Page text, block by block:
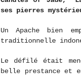
ses pierres
Un Apache bien
traditionnelle
Le défilé était
belle prestance et